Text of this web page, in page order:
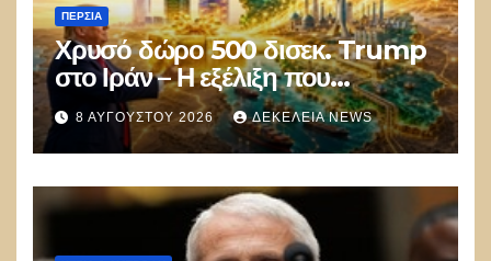
ΠΕΡΣΊΑ
Χρυσό δώρο 500 δισεκ. Trump
στο Ιράν – Η εξέλιξη που
αποδίδει κέρδη μεγαλύτερα από
τις Apple, Nvidia και Google
8 ΑΥΓΟΎΣΤΟΥ 2026 ΔΕΚΈΛΕΙΑ NEWS